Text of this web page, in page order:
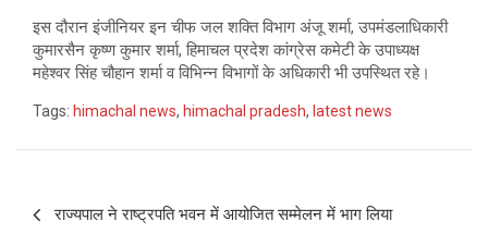
इस दौरान इंजीनियर इन चीफ जल शक्ति विभाग अंजू शर्मा, उपमंडलाधिकारी
कुमारसैन कृष्ण कुमार शर्मा, हिमाचल प्रदेश कांग्रेस कमेटी के उपाध्यक्ष
महेश्वर सिंह चौहान शर्मा व विभिन्न विभागों के अधिकारी भी उपस्थित रहे।
Tags: himachal news, himachal pradesh, latest news
राज्यपाल ने राष्ट्रपति भवन में आयोजित सम्मेलन में भाग लिया